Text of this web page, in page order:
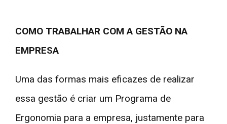
COMO TRABALHAR COM A GESTÃO NA
EMPRESA
Uma das formas mais eficazes de realizar
essa gestão é criar um Programa de
Ergonomia para a empresa, justamente para